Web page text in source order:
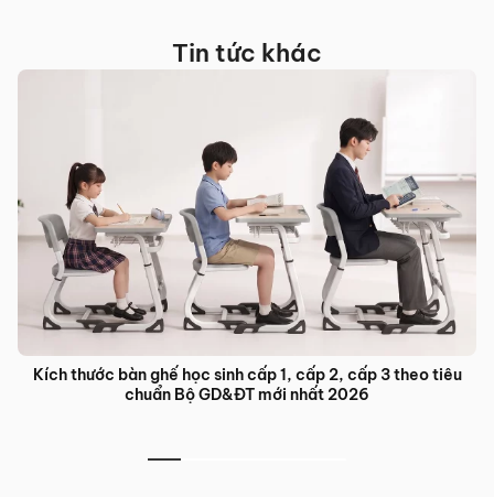
Tin tức khác
Bàn ghế đào tạo trung tâm ngoại ngữ: Giải pháp nội thất